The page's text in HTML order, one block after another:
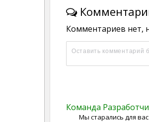
Комментариев нет,
Команда
Мы старались для вас